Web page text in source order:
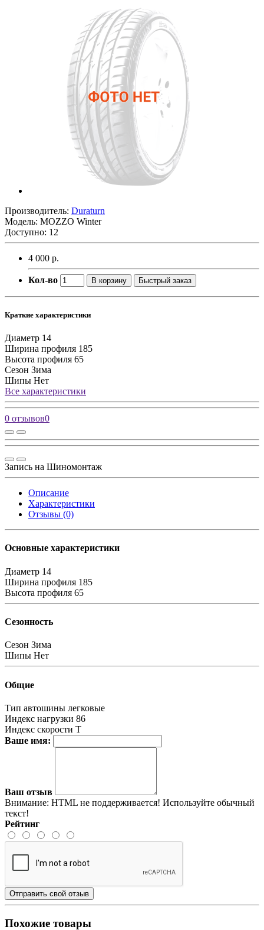
Производитель: Duraturn
Модель: MOZZO Winter
Доступно: 12
4 000 р.
Кол-во В корзину Быстрый заказ
Краткие характеристики
Диаметр 14
Ширина профиля 185
Высота профиля 65
Сезон Зима
Шипы Нет
Все характеристики
0 отзывов0
Запись на Шиномонтаж
Описание
Характеристики
Отзывы (0)
Основные характеристики
Диаметр 14
Ширина профиля 185
Высота профиля 65
Сезонность
Сезон Зима
Шипы Нет
Общие
Тип автошины легковые
Индекс нагрузки 86
Индекс скорости T
Ваше имя:
Ваш отзыв
Внимание: HTML не поддерживается! Используйте обычный
текст!
Рейтинг
Отправить свой отзыв
Похожие товары